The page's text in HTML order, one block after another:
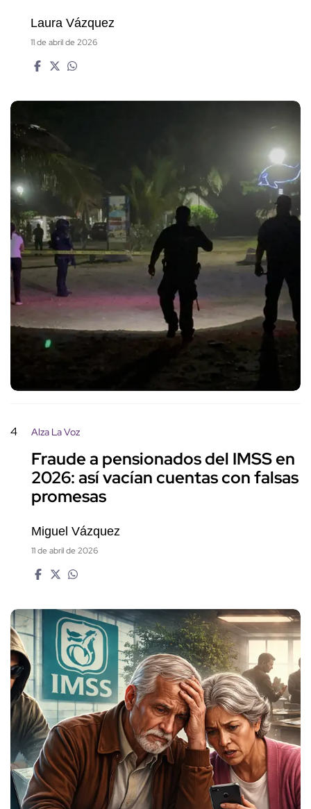
Laura Vázquez
11 de abril de 2026
4 Alza La Voz
Fraude a pensionados del IMSS en
2026: así vacían cuentas con falsas
promesas
Miguel Vázquez
11 de abril de 2026